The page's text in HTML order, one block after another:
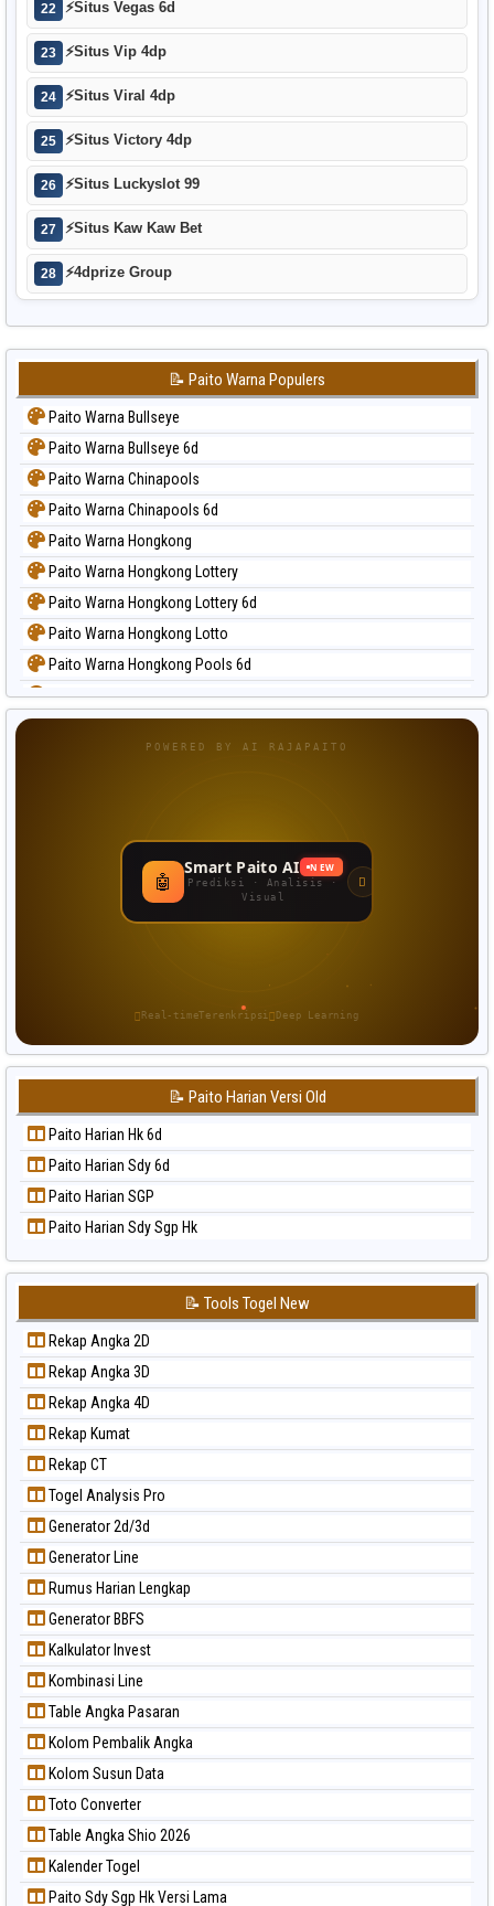
22 ⚡Situs Vegas 6d
23 ⚡Situs Vip 4dp
24 ⚡Situs Viral 4dp
25 ⚡Situs Victory 4dp
26 ⚡Situs Luckyslot 99
27 ⚡Situs Kaw Kaw Bet
28 ⚡4dprize Group
📝 Paito Warna Populers
Paito Warna Bullseye
Paito Warna Bullseye 6d
Paito Warna Chinapools
Paito Warna Chinapools 6d
Paito Warna Hongkong
Paito Warna Hongkong Lottery
Paito Warna Hongkong Lottery 6d
Paito Warna Hongkong Lotto
Paito Warna Hongkong Pools 6d
Paito Warna Japan
Paito Warna Nagoya
Paito Warna New York Midday
Paito Warna North Carolina Day
Paito Warna Sydney
Paito Warna Sydney Lottery
Paito Warna Sydney Lottery 6d
Paito Warna Sydney Lotto
Paito Warna Sydney Pools 6d
Paito Warna Taipei
POWERED BY AI RAJAPAITO
🤖
Smart Paito AI NEW
Prediksi · Analisis ·
Visual
Real-timeTerenkripsi Deep Learning
📝 Paito Harian Versi Old
Paito Harian Hk 6d
Paito Harian Sdy 6d
Paito Harian SGP
Paito Harian Sdy Sgp Hk
📝 Tools Togel New
Rekap Angka 2D
Rekap Angka 3D
Rekap Angka 4D
Rekap Kumat
Rekap CT
Togel Analysis Pro
Generator 2d/3d
Generator Line
Rumus Harian Lengkap
Generator BBFS
Kalkulator Invest
Kombinasi Line
Table Angka Pasaran
Kolom Pembalik Angka
Kolom Susun Data
Toto Converter
Table Angka Shio 2026
Kalender Togel
Paito Sdy Sgp Hk Versi Lama